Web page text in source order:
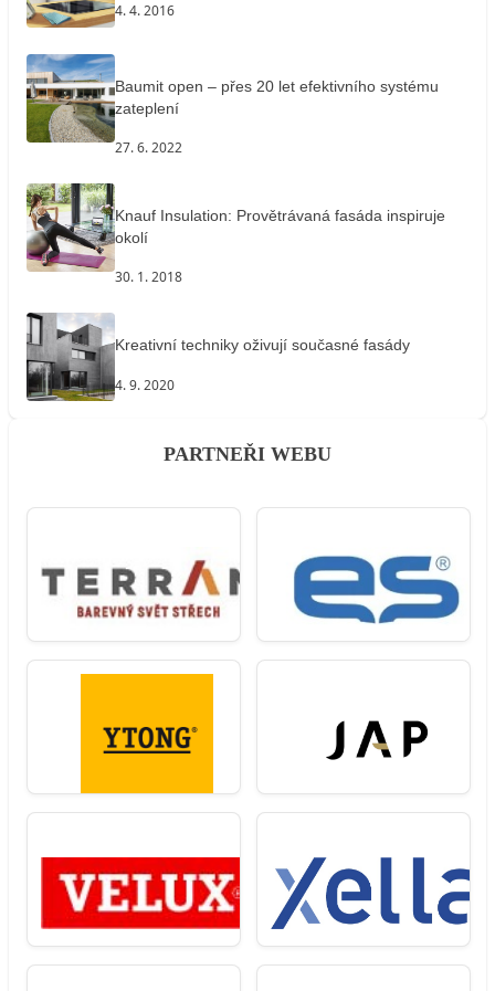
4. 4. 2016
Baumit open – přes 20 let efektivního systému
zateplení
27. 6. 2022
Knauf Insulation: Provětrávaná fasáda inspiruje
okolí
30. 1. 2018
Kreativní techniky oživují současné fasády
4. 9. 2020
PARTNEŘI WEBU